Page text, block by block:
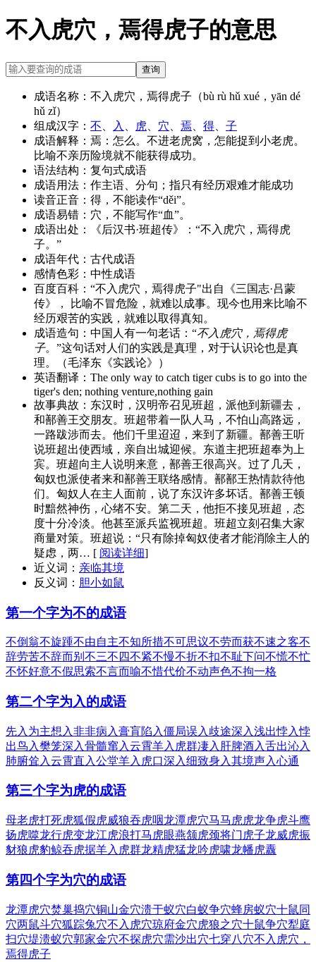
不入虎穴，焉得虎子的意思
查询
成语名称： 不入虎穴，焉得虎子（bù rù hǔ xué，yān dé
hǔ zǐ）
组成汉字： 不 入 虎 穴 焉 得
子
成语解释： 焉：怎么。不进老虎窝，怎能捉到小老虎。
比喻不亲历险境就不能获得成功。
语法结构： 复句式成语
成语用法： 作主语、分句；指只有经历艰难才能成功
读音正音： 得，不能读作“děi”。
成语易错： 穴，不能写作“血”。
成语出处：
《后汉书·班超传》：“不入虎穴，焉得虎
子。”
成语年代： 古代成语
感情色彩： 中性成语
百度百科： “不入虎穴，焉得虎子"出自《三国志·吕蒙
传》， 比喻不冒危险，就难以成事。现今也用来比喻不
经历艰苦的实践，就难以取得真知。
成语造句： 中国人有一句老话：“不入虎穴，焉得虎
子。”这句话对人们的实践是真理，对于认识论也是真
理。（毛泽东《实践论》）
英语翻译： The only way to catch tiger cubs is to go into the
tiger's den; nothing venture,nothing gain
故事典故： 东汉时，汉明帝召见班超，派他到新疆去，
和鄯善王交朋友。班超带着一队人马，不怕山高路远，
一路跋涉而去。他们千里迢迢，来到了新疆。鄯善王听
说班超出使西域，亲自出城迎候。东道主把班超奉为上
宾。班超向主人说明来意，鄯善王很高兴。过了几天，
匈奴也派使者来和鄯善王联络感情。鄯鄯王热情款待他
们。匈奴人在主人面前，说了东汉许多坏话。鄯善王顿
时黯然神伤，心绪不安。第二天，他拒不接见班超，态
度十分冷淡。他甚至派兵监视班超。班超立刻召集大家
商量对策。班超说：“只有除掉匈奴使者才能消除主人的
疑虑，两… [ 阅读详细]
近义词： 亲临其境
反义词： 胆小如鼠
第一个字为不的成语
不倒翁不旋踵不由自主不知所措不可思议不劳而获不速之客不
辞劳苦不辞而别 不三不四不紧不慢不折不扣不耻下问不慌不忙
不怀好意不假思索不言而喻不惜代价不动声色不拘一格
第二个字为入的成语
先入为主想入非非病入膏肓陷入僵局误入歧途深入浅出悖入悖
出鸟入樊笼深入骨髓窜入云霄羊入虎群凄入肝脾酒入舌出沁入
肺腑耸入云霄直入公堂羊入虎口深入细致身入其境声入心通
第三个字为虎的成语
母老虎打死虎狐假虎威狼吞虎咽龙潭虎穴马马虎虎龙争虎斗鹰
扬虎噬龙行虎变龙江虎浪打马虎眼燕颔虎颈将门虎子龙威虎振
豺狼虎豹鲸吞虎据羊入虎群龙精虎猛龙吟虎啸龙幡虎纛
第四个字为穴的成语
龙潭虎穴焚巢捣穴铜山金穴溃于蚁穴白蚁争穴蜂房蚁穴十鼠同
穴两鼠斗穴狐踪兔穴不入虎穴琼府金穴虎狼之穴十鼠争穴犁庭
扫穴堤溃蚁穴郭家金穴不探虎穴需沙出穴七穿八穴不入虎穴，
焉得虎子